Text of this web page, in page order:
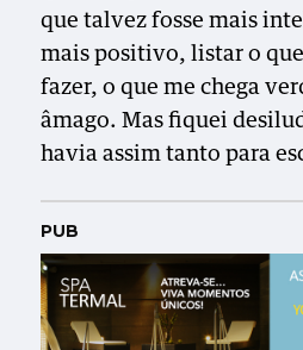
que talvez fosse mais
mais positivo, listar o
fazer, o que me chega
âmago. Mas fiquei
havia assim tanto para
PUB